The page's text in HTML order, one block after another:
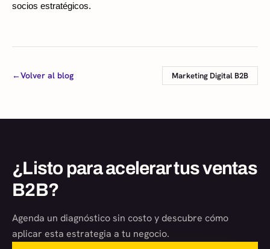
socios estratégicos.
←Volver al blog Marketing Digital B2B
¿Listo para acelerar tus ventas
B2B?
Agenda un diagnóstico sin costo y descubre cómo
aplicar esta estrategia a tu negocio.